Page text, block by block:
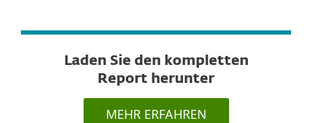
Laden Sie den kompletten
Report herunter
MEHR ERFAHREN